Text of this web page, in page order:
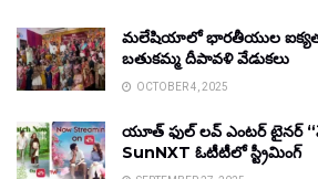
మలేషియాలో భారతీయుల
బతుకమ్మ దీపావళి వేడుకలు
OCTOBER 4, 2025
యూత్ ఫుల్ లవ్ ఎంటర్ టైనర్
SunNXT ఓటీటీలో స్ట్రీమింగ్